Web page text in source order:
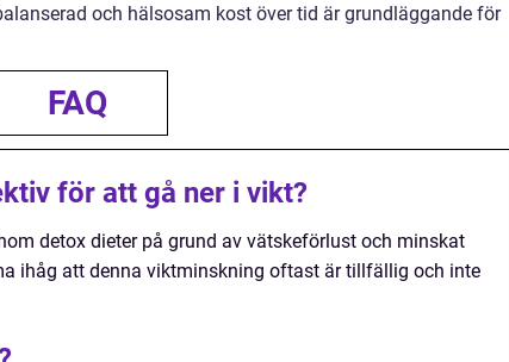
och hälsosam kost över tid är grundläggande för
FAQ
för att gå ner i vikt?
detox dieter på grund av vätskeförlust och minskat
ihåg att denna viktminskning oftast är tillfällig och inte